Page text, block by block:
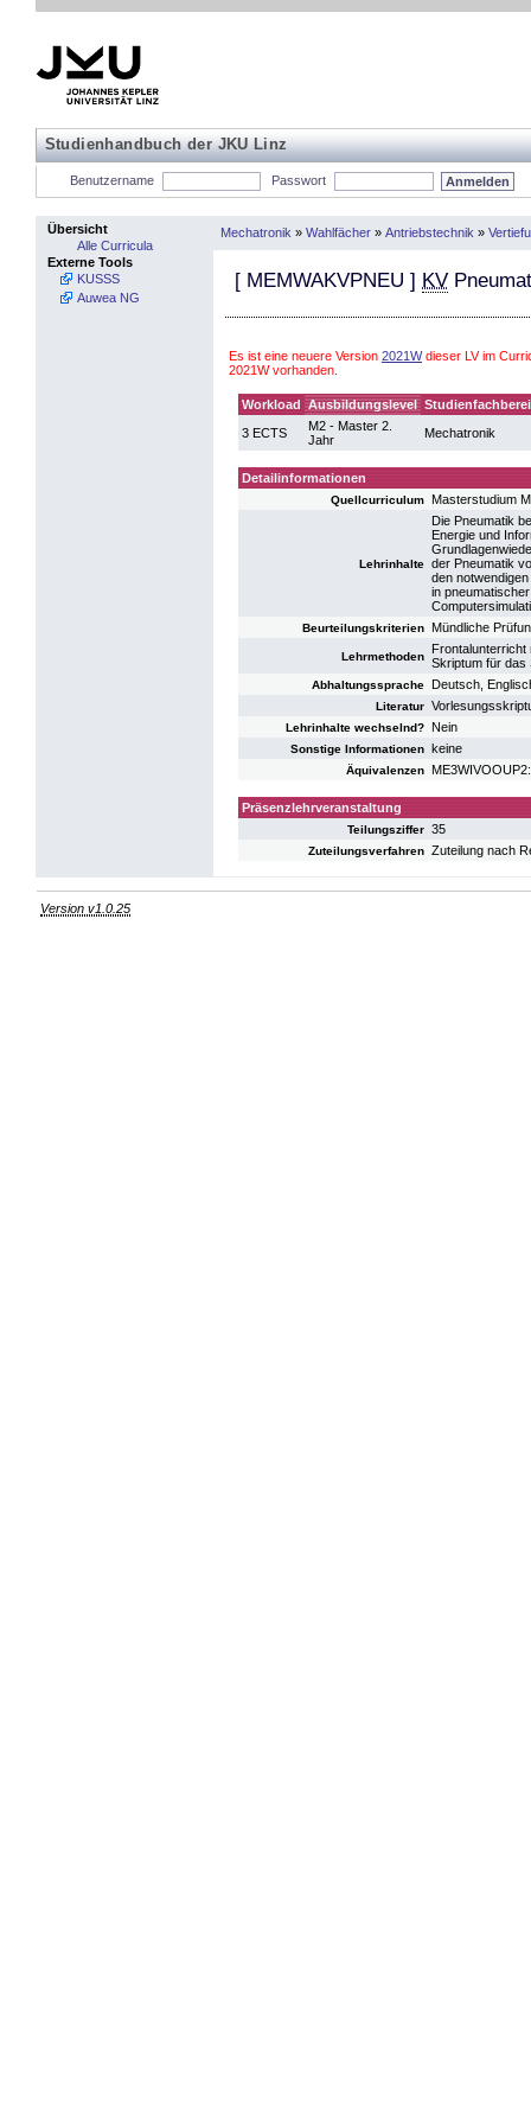
Studienhandbuch der JKU Linz
Benutzername Passwort
Übersicht
Alle Curricula
Externe Tools
KUSSS
Auwea NG
Mechatronik » Wahlfächer » Antriebstechnik »
[ MEMWAKVPNEU ] KV
Es ist eine neuere Version 2021Wdieser LV im
2021W vorhanden.
Workload Ausbildungslevel
3 ECTS
M2 - Master 2.
Jahr
Mechatronik
Detailinformationen
Quellcurriculum Masterstudium
Lehrinhalte
Die Pneumatik
Energie und
der Pneumatik
den
in
Beurteilungskriterien Mündliche
Lehrmethoden Skriptum für das
Abhaltungssprache Deutsch,
Literatur
Lehrinhalte wechselnd? Nein
Sonstige Informationen keine
Äquivalenzen
Präsenzlehrveranstaltung
Teilungsziffer 35
Zuteilungsverfahren Zuteilung nach
Version v1.0.25